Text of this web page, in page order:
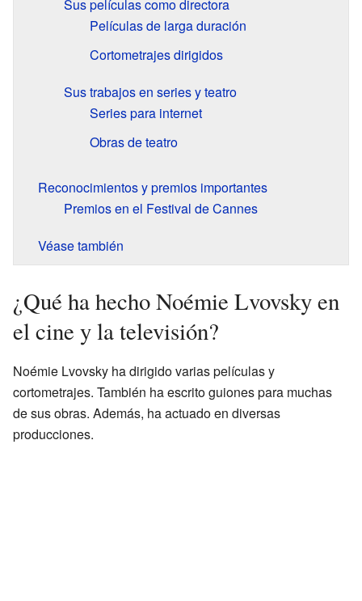
Sus películas como directora
Películas de larga duración
Cortometrajes dirigidos
Sus trabajos en series y teatro
Series para internet
Obras de teatro
Reconocimientos y premios importantes
Premios en el Festival de Cannes
Véase también
¿Qué ha hecho Noémie Lvovsky en
el cine y la televisión?
Noémie Lvovsky ha dirigido varias películas y
cortometrajes. También ha escrito guiones para muchas
de sus obras. Además, ha actuado en diversas
producciones.